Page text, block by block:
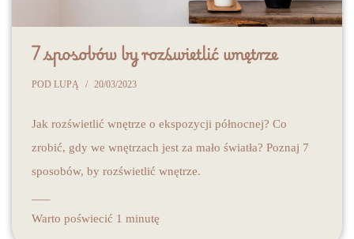
7 sposobów by rozświetlić wnętrze
POD LUPĄ 20/03/2023
Jak rozświetlić wnętrze o ekspozycji północnej? Co
zrobić, gdy we wnętrzach jest za mało światła? Poznaj 7
sposobów, by rozświetlić wnętrze.
Warto poświecić 1 minutę